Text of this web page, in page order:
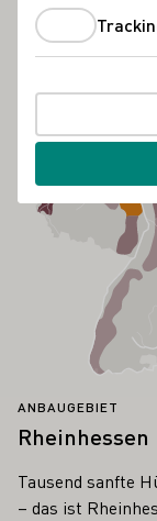
ANBAUGEBIET
Rheinhessen
Tausend sanfte
– das ist